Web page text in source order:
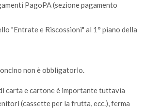
PagoPA (sezione pagamento
"Entrate e Riscossioni" al 1° piano della
non è obbligatorio.
carta e cartone è importante tuttavia
(cassette per la frutta, ecc.), ferma